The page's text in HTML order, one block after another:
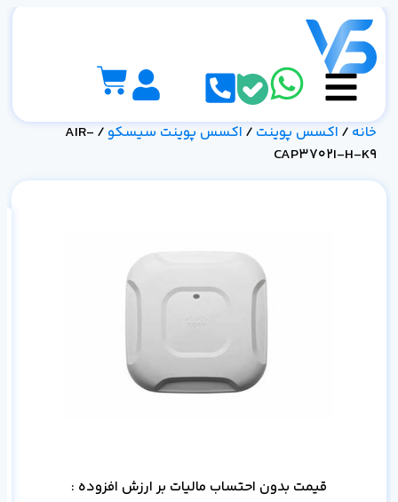
خانه / اکسس پوینت / اکسس پوینت سیسکو
/ AIR-
CAP3702I-H-K9
قیمت بدون احتساب مالیات بر ارزش افزوده :